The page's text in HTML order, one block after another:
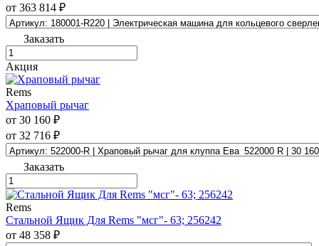
от 363 814 ₽
Заказать
Акция
Rems
Храповый рычаг
от 30 160 ₽
от 32 716 ₽
Заказать
Rems
Стальной Ящик Для Rems "мсг"- 63; 256242
от 48 358 ₽